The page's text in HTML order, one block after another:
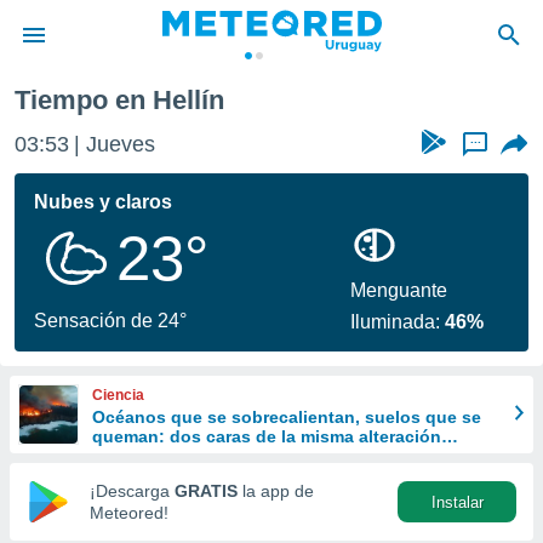
de
ha
calidad.
a este
las
y
forma
digital
basada
Tiempo en Hellín
03:53 Jueves ...
Nubes y claros
23°
Sensación de 24°
Menguante
Iluminada:46%
Ciencia
Océanos que se sobrecalientan, suelos que se
queman: dos caras de la misma alteración
¡Descarga GRATIS la app de
Meteored!
Instalar